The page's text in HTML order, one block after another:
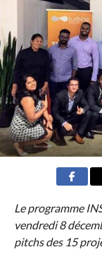
Le programme
vendredi 8
pitchs des 15